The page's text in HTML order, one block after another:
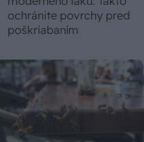
ochránite povrchy pred
poškriabaním